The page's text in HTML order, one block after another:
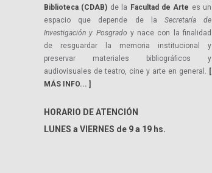
Biblioteca (CDAB) de la Facultad de Arte es un
espacio que depende de la Secretaría de
Investigación y Posgrado y nace con la finalidad
de resguardar la memoria institucional y
preservar materiales bibliográficos y
audiovisuales de teatro, cine y arte en general. [
MÁS INFO... ]
HORARIO DE ATENCIÓN
LUNES a VIERNES de 9 a 19 hs.